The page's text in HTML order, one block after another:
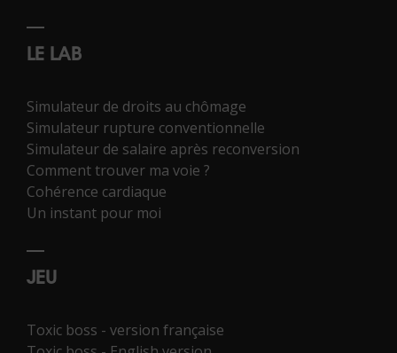
LE LAB
Simulateur de droits au chômage
Simulateur rupture conventionnelle
Simulateur de salaire après reconversion
Comment trouver ma voie ?
Cohérence cardiaque
Un instant pour moi
JEU
Toxic boss - version française